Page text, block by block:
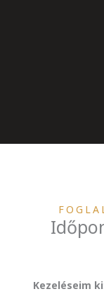
Kezeléseim